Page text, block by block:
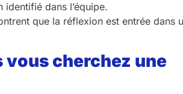
dans l’équipe.
que la réflexion est entrée dans
vous cherchez une